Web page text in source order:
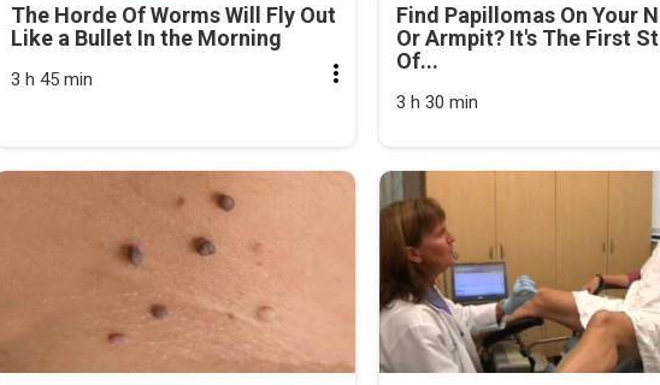
The Horde Of Worms Will Fly Out
Like a Bullet In the Morning
3 h 45 min
Find Papillomas On Your
Or Armpit? It's The First
Of...
3 h 30 min